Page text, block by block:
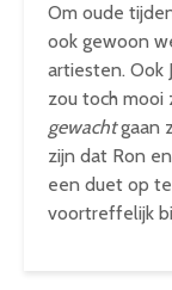
Om oude
ook gewoon
artiesten. Ook
zou toch mooi
gewachtgaan
zijn dat Ron
een duet op
voortreffelijk